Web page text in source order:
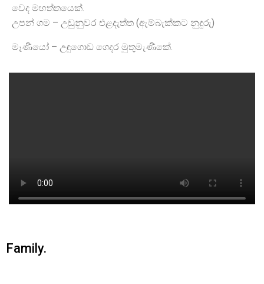
වෙද මහත්තයෙක්.
උපන් ගම – උඩුනුවර එළදැත්ත (ඇම්බැක්කට නුදුරු)
මෑණියෝ – උඳුගොඩ ගෙදර මුතුමැණිකේ.
Family.